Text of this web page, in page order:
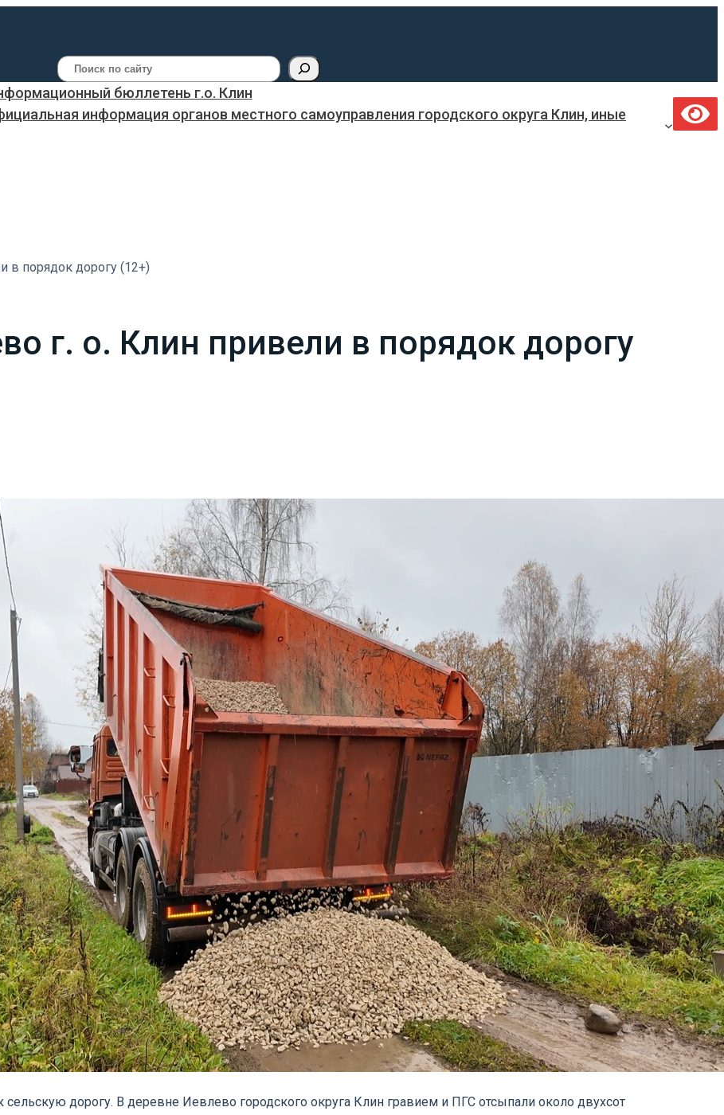
Поиск
бюллетень г.о. Клин
информация органов местного самоуправления городского округа Клин, иные
в порядок дорогу (12+)
г. о. Клин привели в порядок дорогу
дорогу. В деревне Иевлево городского округа Клин гравием и ПГС отсыпали около двухсот